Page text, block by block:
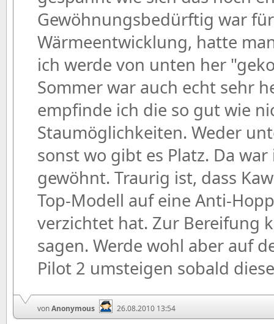
Gewöhnungsbedürftig war
Wärmeentwicklung, hatte
ich werde von unten her
Sommer war auch echt sehr
empfinde ich die so gut wie
Staumöglichkeiten. Weder
sonst wo gibt es Platz. Da
gewöhnt. Traurig ist, dass
Top-Modell auf eine Anti-
verzichtet hat. Zur Bereifung
sagen. Werde wohl aber auf
Pilot 2 umsteigen sobald
vonAnonymous 26.08.2010 13:54